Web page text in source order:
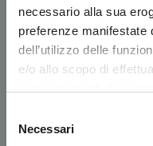
necessario alla sua
preferenze manifestate
dell’utilizzo delle
e/o allo scopo di
nostro sito, con i nostri
delNecessari